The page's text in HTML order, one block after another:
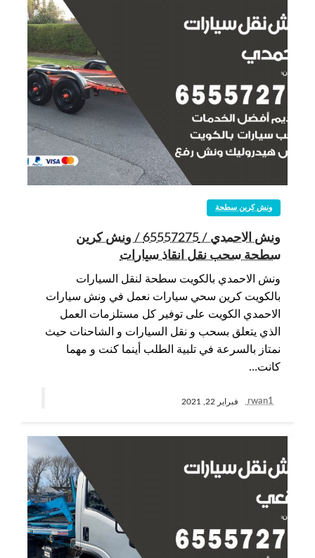
ونش كرين سطحة
ونش الاحمدي / 65557275 / ونش كرين
سطحة سحب نقل انقاذ سيارات
ونش الاحمدي بالكويت سطحة لنقل السيارات
بالكويت كرين سحي سيارات نعمل في ونش سيارات
الاحمدي الكويت على توفير كل مستلزمات العمل
الذي يتعلق بسحب و نقل السيارات و الشاحنات حيث
نمتاز بالسرعة في تلبية الطلب أينما كنت و مهما
كانت…
rwan1 فبراير 22, 2021